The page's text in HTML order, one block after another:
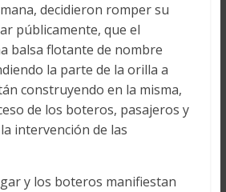
decidieron romper su
públicamente, que el
balsa flotante de nombre
la parte de la orilla a
construyendo en la misma,
de los boteros, pasajeros y
intervención de las
y los boteros manifiestan